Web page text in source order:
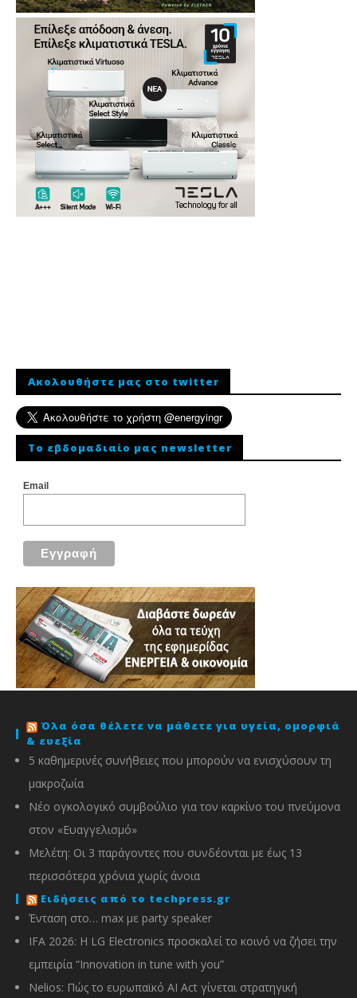
Ακολουθήστε μας στο twitter
To εβδομαδιαίο μας newsletter
Email
Όλα όσα θέλετε να μάθετε για υγεία, ομορφιά
& ευεξία
5 καθημερινές συνήθειες που μπορούν να ενισχύσουν τη
μακροζωία
Νέο ογκολογικό συμβούλιο για τον καρκίνο του πνεύμονα
στον «Ευαγγελισμό»
Μελέτη: Οι 3 παράγοντες που συνδέονται με έως 13
περισσότερα χρόνια χωρίς άνοια
Ειδήσεις από το techpress.gr
Ένταση στο… max με party speaker
IFA 2026: Η LG Electronics προσκαλεί το κοινό να ζήσει την
εμπειρία “Innovation in tune with you”
Nelios: Πώς το ευρωπαϊκό AI Act γίνεται στρατηγική